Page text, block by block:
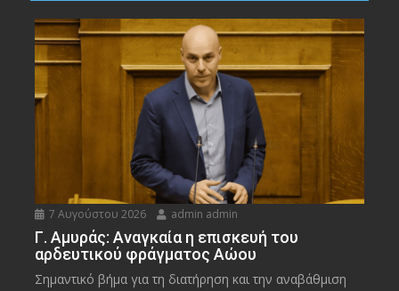
7 Αυγούστου 2026 admin admin
Γ. Αμυράς: Αναγκαία η επισκευή του
αρδευτικού φράγματος Αώου
Σημαντικό βήμα για τη διατήρηση και την αναβάθμιση